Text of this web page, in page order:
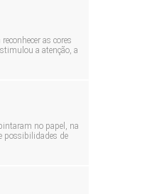
as cores
a atenção, a
no papel, na
possibilidades de